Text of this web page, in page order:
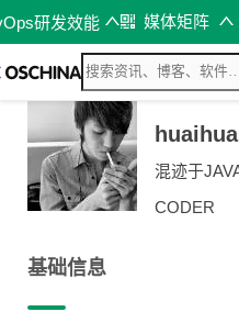
研发效能 媒体矩阵
混迹于
CODER
基础信息